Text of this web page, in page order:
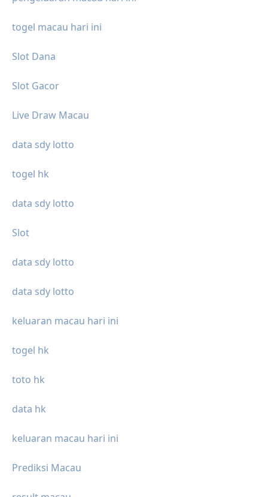
togel macau hari ini
Slot Dana
Slot Gacor
Live Draw Macau
data sdy lotto
togel hk
data sdy lotto
Slot
data sdy lotto
data sdy lotto
keluaran macau hari ini
togel hk
toto hk
data hk
keluaran macau hari ini
Prediksi Macau